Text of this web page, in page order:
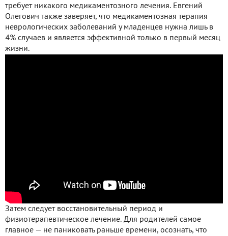
требует никакого медикаментозного лечения. Евгений
Олегович также заверяет, что медикаментозная терапия
неврологических заболеваний у младенцев нужна лишь в
4% случаев и является эффективной только в первый месяц
жизни.
Затем следует восстановительный период и
физиотерапевтическое лечение. Для родителей самое
главное — не паниковать раньше времени, осознать, что